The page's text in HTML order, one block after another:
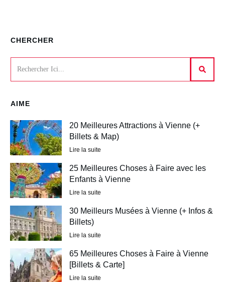
CHERCHER
AIME
20 Meilleures Attractions à Vienne (+
Billets & Map)
Lire la suite
25 Meilleures Choses à Faire avec les
Enfants à Vienne
Lire la suite
30 Meilleurs Musées à Vienne (+ Infos &
Billets)
Lire la suite
65 Meilleures Choses à Faire à Vienne
[Billets & Carte]
Lire la suite